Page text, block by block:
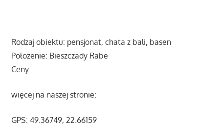
Rodzaj obiektu: pensjonat, chata z bali, basen
Położenie: Bieszczady Rabe
Ceny:
więcej na naszej stronie:
GPS: 49.36749, 22.66159